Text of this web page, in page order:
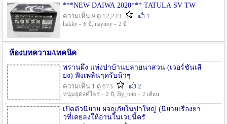
***NEW DAIWA 2020*** TATULA SV TW
ความเห็น 9 ดู 12,223
1
hakky - 6 ปี , naynoy - 2 ปี
ห้องบทความ/เทคนิค
พรานผึ้ง แห่งป่าบ้านปลายนาสวน (เวอร์ชั่นเสี
ยง) ฟังเพลินๆครับน้าๆ
ความเห็น 1 ดู 673
2
หนุ่มธุดงค์ไพร - 2 ปี , By_toto - 2 เดือน
เปิดตัวนิยาย ผจญภัยในป่าใหญ่ (นิยายเรื่องยา
วที่เคยลงให้อ่านในเวปนี้ครั